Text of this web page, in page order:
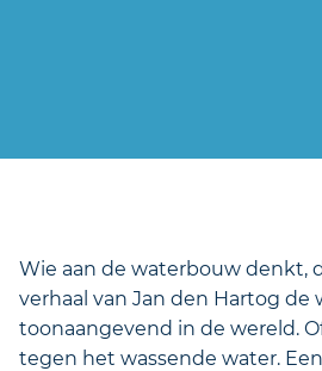
Wie aan de waterbouw denkt,
verhaal van Jan den Hartog
toonaangevend in de wereld.
tegen het wassende water.